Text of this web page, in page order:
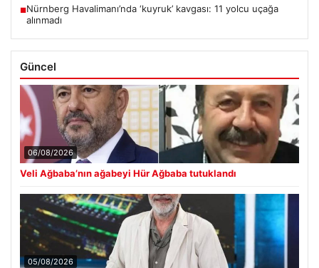
■Nürnberg Havalimanı’nda ‘kuyruk’ kavgası: 11 yolcu uçağa
alınmadı
Güncel
06/08/2026
Veli Ağbaba’nın ağabeyi Hür Ağbaba tutuklandı
05/08/2026